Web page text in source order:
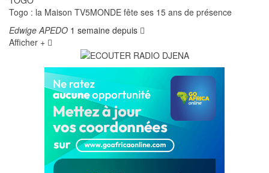
Togo : la Maison TV5MONDE fête ses 15 ans de présence
Edwige APEDO 1 semaine depuis
Afficher +